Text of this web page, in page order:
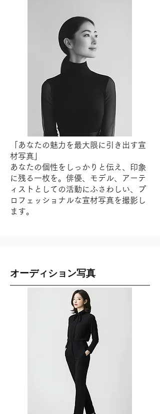
「あなたの魅力を最大限に引き出す宣
材写真」
あなたの個性をしっかりと伝え、印象
に残る一枚を。俳優、モデル、アーテ
ィストとしての活動にふさわしい、プ
ロフェッショナルな宣材写真を撮影し
ます。
オーディション写真